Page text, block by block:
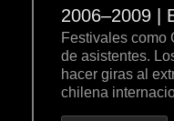
2006–2009 |
Festivales como
de asistentes.
hacer giras al
chilena